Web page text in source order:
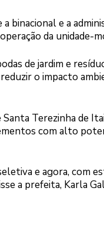
binacional e a
da unidade-
de jardim e
o impacto
Terezinha de
com alto
e agora, com
a prefeita, Karla